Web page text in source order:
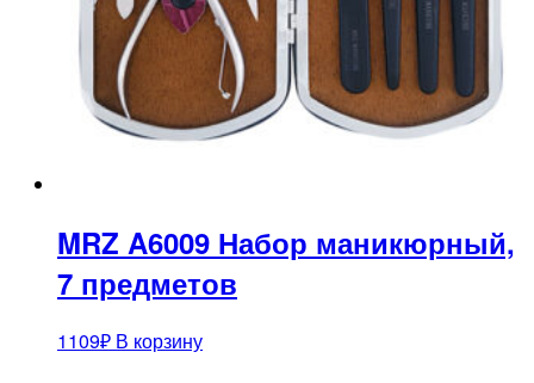
MRZ A6009 Набор маникюрный,
7 предметов
1109₽ В корзину